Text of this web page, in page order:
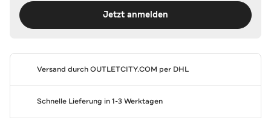
Jetzt anmelden
Versand durchOUTLETCITY.COM per DHL
Schnelle Lieferung in 1-3 Werktagen